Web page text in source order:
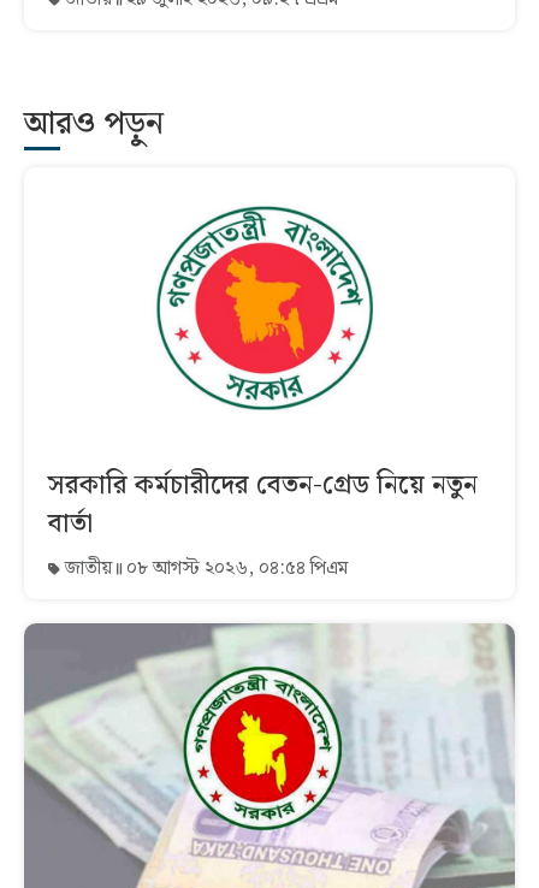
আরও পড়ুন
সরকারি কর্মচারীদের বেতন-গ্রেড নিয়ে নতুন
বার্তা
জাতীয় ০৮ আগস্ট ২০২৬, ০৪:৫৪ পিএম